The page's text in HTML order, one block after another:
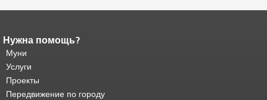
Конец содержимого
страницы.
страницы повторяется на каждой
странице.
основного содержимого .
Нужна помощь?
Муни
Услуги
Проекты
Передвижение по городу